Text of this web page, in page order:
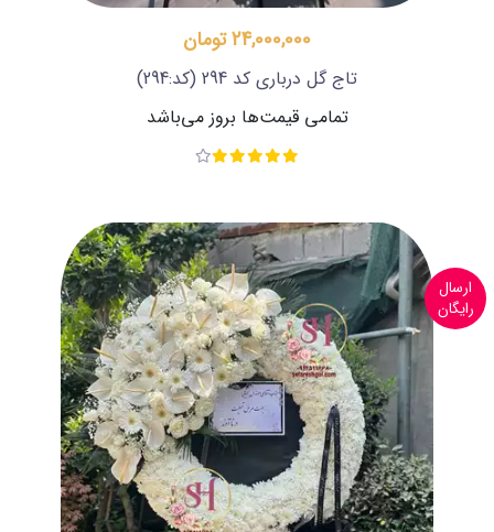
24,000,000 تومان
تاج گل درباری کد 294
(کد:294)
تمامی قیمت‌ها بروز می‌باشد
ارسال
رایگان